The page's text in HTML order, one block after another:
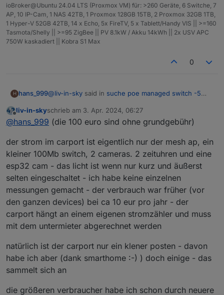
ioBroker@Ubuntu 24.04 LTS (Proxmox VM) für: >260 Geräte, 6 Switche, 7
AP, 10 IP-Cam, 1 NAS 42TB, 1 Proxmox 128GB 15TB, 2 Proxmox 32GB 1TB,
1 Hyper-V 52GB 42TB, 14 x Echo, 5x FireTV, 5 x Tablett/Handy VIS || >=160
Tasmota/Shelly || >=95 ZigBee || PV 8.1kW / Akku 14kWh || 2x USV APC
750W kaskadiert || Kobra S1 Max
0
H hans_999@liv-in-sky said in suche poe managed switch -5
mein carport verbraucht 60-70 euro im jahr -
kleiner zu bekommen - verbrauche monatlich
ca. 100 euro strom - das hätte ich gerne etwas
gekürzt
Ob zwei Kameras den Verbrauch wirklich erheblich
reduzieren?
100 EUR p.m. sind ca. 85-90 EUR für Strom (Rest ist
Grundgebühr). Bei 35 ct/kWh sind das ca. 250 kWh
p.m. oder 3MWh p.a. Das ist nicht wirklich viel.
Was (ver-)braucht denn noch Strom im Carport?
Beleuchtung?
Wie ist denn die gesamte Hausbeleuchtung
ausgeführt?
Hast du schon die größeren Verbraucher
identifiziert?
Offline
liv-in-skyschrieb am 3. Apr. 2024, 06:27
zuletzt editiert von
@hans_999 (die 100 euro sind ohne grundgebühr)
der strom im carport ist eigentlich nur der mesh ap, ein
kleiner 100Mb switch, 2 cameras. 2 zeituhren und eine
esp32 cam - das licht ist wenn nur kurz und äußerst
selten eingeschaltet - ich habe keine einzelnen
messungen gemacht - der verbrauch war früher (vor
den ganzen devices) bei ca 10 eur pro jahr - der
carport hängt an einem eigenen stromzähler und muss
mit dem untermieter abgerechnet werden
natürlich ist der carport nur ein klener posten - davon
habe ich aber (dank smarthome :-) ) doch einige - das
sammelt sich an
die größeren verbraucher habe ich schon durch neuere